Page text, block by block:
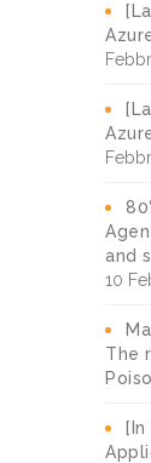
and
10
The